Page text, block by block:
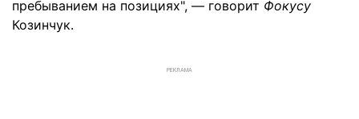
пребыванием на позициях", — говорит Фокусу
Козинчук.
РЕКЛАМА